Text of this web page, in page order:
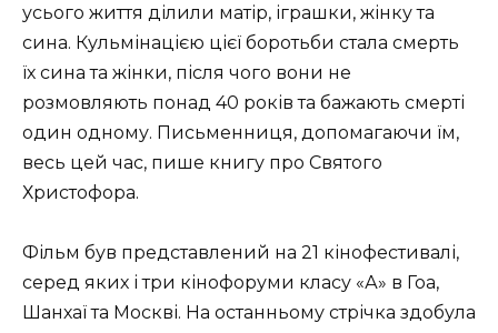
усього життя ділили матір, іграшки, жінку та
сина. Кульмінацією цієї боротьби стала смерть
їх сина та жінки, після чого вони не
розмовляють понад 40 років та бажають смерті
один одному. Письменниця, допомагаючи їм,
весь цей час, пише книгу про Святого
Христофора.
Фільм був представлений на 21 кінофестивалі,
серед яких і три кінофоруми класу «А» в Гоа,
Шанхаї та Москві. На останньому стрічка здобула